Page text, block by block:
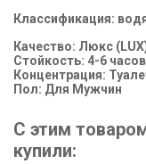
Классификация:
Качество: Люкс
Стойкость: 4-6 часов
Концентрация:
Пол: Для Мужчин
С этим
купили: